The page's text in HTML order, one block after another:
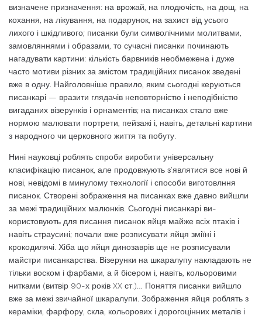
визначене призначення: на врожай, на плодючість, на дощ, на
кохання, на лікування, на подарунок, на захист від усього
лихого і шкідливого; писанки були символічними молитвами,
замовляннями і образами, то сучасні писанки починають
нагадувати кар­тини: кількість барвників необмежена і ду­же
часто мотиви різних за змістом традиці­йних писанок зведені
вже в одну. Найголо­вніше правило, яким сьогодні керуються
писанкарі — вразити глядачів неповторніс­тю і неподібністю
вигаданих візерунків і ор­наментів; на писанках стало вже
нормою малювати портрети, пейзажі і, навіть, дета­льні картини
з народного чи церковного життя та побуту.
Нині науковці роблять спроби виробити універсальну
класифікацію писанок, але продовжують з’являтися все нові й
нові, не­відомі в минулому технології і способи виготовлння
писанок. Створені зображення на писанках вже давно вийшли
за межі традиційних малюнків. Сьогодні писанкарі ви­
користовують для писання писанок яйця майже всіх птахів і
навіть страусині; почали вже розписувати яйця зміїні і
крокодилячі. Хіба що яйця динозаврів ще не розписува­ли
майстри писанкарства. Візерунки на шкаралупу накладають не
тільки воском і фарбами, а й бісером і, навіть, кольоровими
нитками (витвір 90-х років XX ст.)… Поня­ття писанки вийшло
вже за межі звичайної шкаралупи. Зображення яйця роблять з
ке­раміки, фарфору, скла, кольорових і доро­гоцінних металів і